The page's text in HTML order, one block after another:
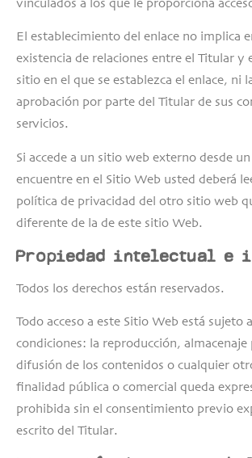
vinculados a los que le proporciona
El establecimiento del enlace no implica
existencia de relaciones entre el Titular y
sitio en el que se establezca el enlace, ni
aprobación por parte del Titular de sus
servicios.
Si accede a un sitio web externo desde
encuentre en el Sitio Web usted deberá
política de privacidad del otro sitio web
diferente de la de este sitio Web.
Propiedad intelectual e
Todos los derechos están reservados.
Todo acceso a este Sitio Web está sujeto
condiciones: la reproducción, almacenaje
difusión de los contenidos o cualquier
finalidad pública o comercial queda
prohibida sin el consentimiento previo
escrito del Titular.